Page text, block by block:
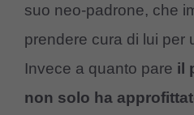
suo neo-padrone, che
prendere cura di lui per
Invece a quanto pare il
non solo ha